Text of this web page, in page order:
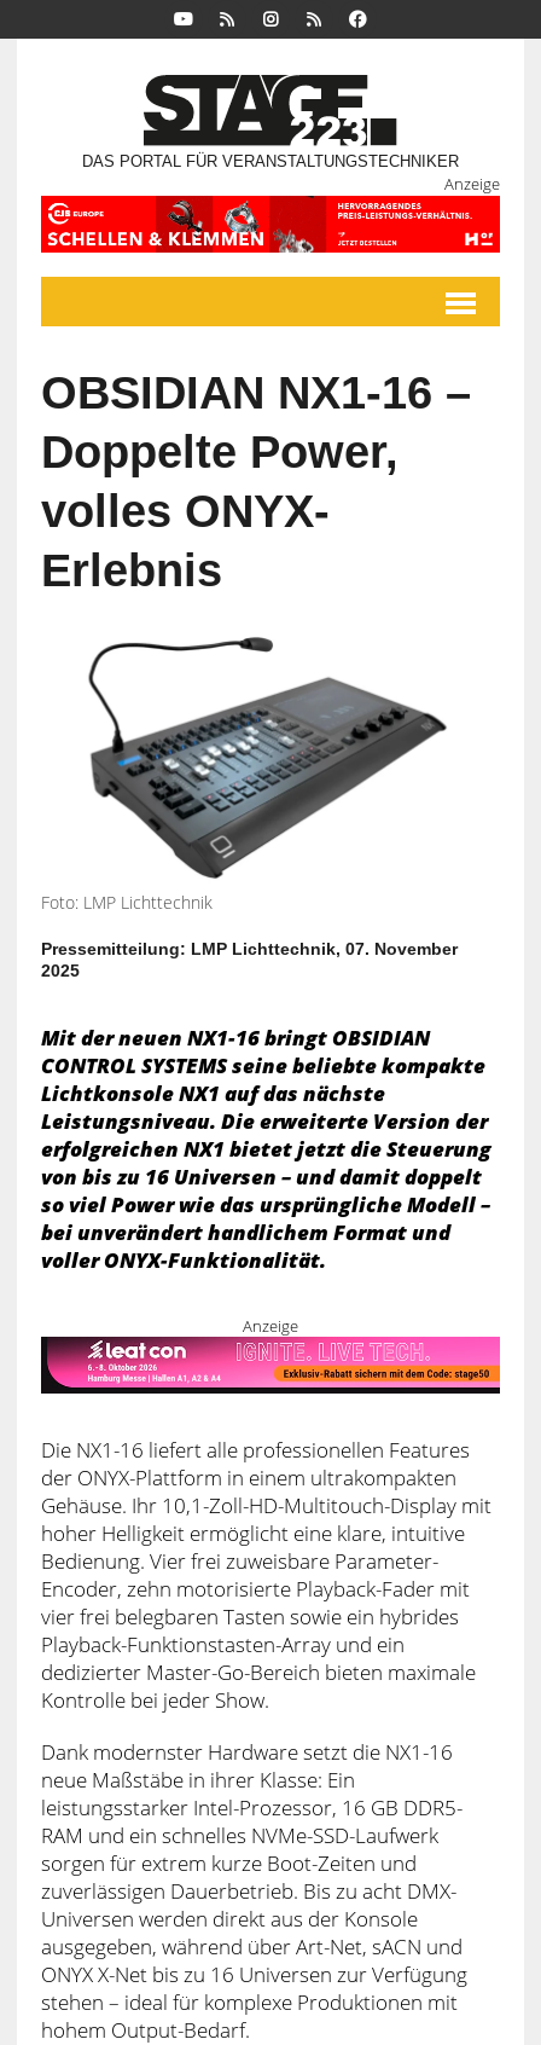
DAS PORTAL FÜR VERANSTALTUNGSTECHNIKER
Anzeige
OBSIDIAN NX1-16 –
Doppelte Power,
volles ONYX-
Erlebnis
Foto: LMP Lichttechnik
Pressemitteilung: LMP Lichttechnik, 07. November
2025
Mit der neuen NX1-16 bringt OBSIDIAN
CONTROL SYSTEMS seine beliebte kompakte
Lichtkonsole NX1 auf das nächste
Leistungsniveau. Die erweiterte Version der
erfolgreichen NX1 bietet jetzt die Steuerung
von bis zu 16 Universen – und damit doppelt
so viel Power wie das ursprüngliche Modell –
bei unverändert handlichem Format und
voller ONYX-Funktionalität.
Anzeige
Die NX1-16 liefert alle professionellen Features
der ONYX-Plattform in einem ultrakompakten
Gehäuse. Ihr 10,1-Zoll-HD-Multitouch-Display mit
hoher Helligkeit ermöglicht eine klare, intuitive
Bedienung. Vier frei zuweisbare Parameter-
Encoder, zehn motorisierte Playback-Fader mit
vier frei belegbaren Tasten sowie ein hybrides
Playback-Funktionstasten-Array und ein
dedizierter Master-Go-Bereich bieten maximale
Kontrolle bei jeder Show.
Dank modernster Hardware setzt die NX1-16
neue Maßstäbe in ihrer Klasse: Ein
leistungsstarker Intel-Prozessor, 16 GB DDR5-
RAM und ein schnelles NVMe-SSD-Laufwerk
sorgen für extrem kurze Boot-Zeiten und
zuverlässigen Dauerbetrieb. Bis zu acht DMX-
Universen werden direkt aus der Konsole
ausgegeben, während über Art-Net, sACN und
ONYX X-Net bis zu 16 Universen zur Verfügung
stehen – ideal für komplexe Produktionen mit
hohem Output-Bedarf.